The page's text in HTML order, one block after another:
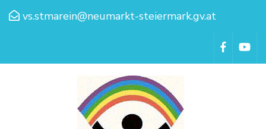
vs.stmarein@neumarkt-steiermark.gv.at